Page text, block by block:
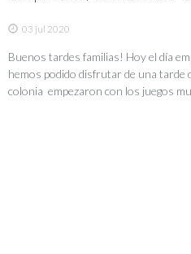
03 jul 2020
Buenos tardes familias! Hoy el día
hemos podido disfrutar de una tarde
colonia empezaron con los juegos